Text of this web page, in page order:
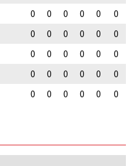
0 0 0 0 0
0
0 0 0 0 0
0
0 0 0 0 0
0
0 0 0 0 0
0
0 0 0 0 0 0